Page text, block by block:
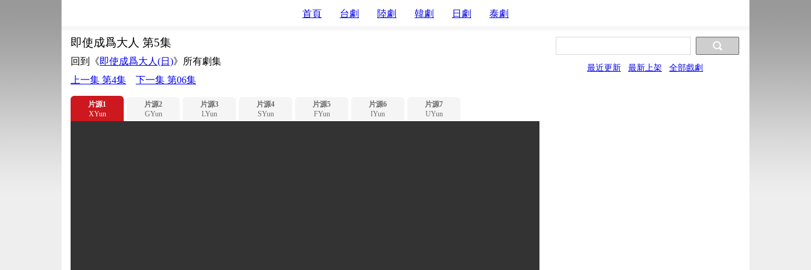
首頁 台劇 陸劇 韓劇 日劇 泰劇
最近更新 最新上架 全部戲劇
即使成爲大人 第5集
回到《即使成爲大人(日)》所有劇集
上一集 第4集
下一集 第06集
片源1
XYun
片源2
GYun
片源3
LYun
片源4
SYun
片源5
FYun
片源6
IYun
片源7
UYun